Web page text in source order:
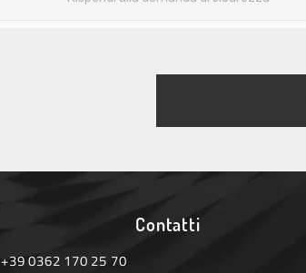
Contatti
+39 0362 170 25 70